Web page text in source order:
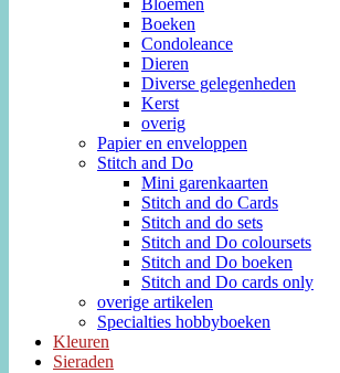
Bloemen
Boeken
Condoleance
Dieren
Diverse gelegenheden
Kerst
overig
Papier en enveloppen
Stitch and Do
Mini garenkaarten
Stitch and do Cards
Stitch and do sets
Stitch and Do coloursets
Stitch and Do boeken
Stitch and Do cards only
overige artikelen
Specialties hobbyboeken
Kleuren
Sieraden